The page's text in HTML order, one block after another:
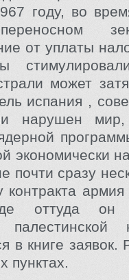
году, во
от уплаты
может
испания ,
нарушен
экономически
почти сразу
контракта
оттуда он
в книге заявок.
пунктах.